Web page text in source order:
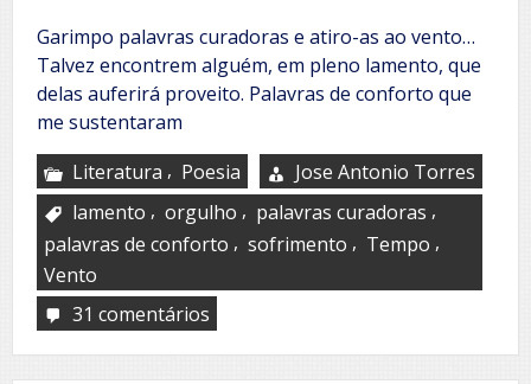
Garimpo palavras curadoras e atiro-as ao vento…
Talvez encontrem alguém, em pleno lamento, que
delas auferirá proveito. Palavras de conforto que
me sustentaram
Literatura , Poesia
Jose Antonio Torres
lamento , orgulho , palavras curadoras ,
palavras de conforto , sofrimento , Tempo ,
Vento
31 comentários